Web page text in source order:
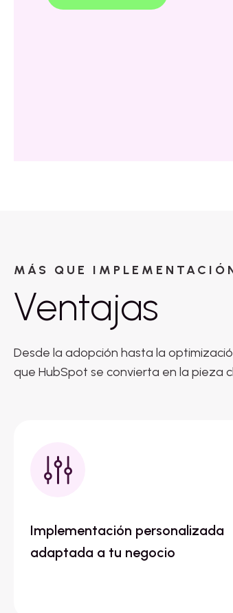
MÁS QUE
Ventajas
Desde la adopción hasta la
que HubSpot se convierta en la pieza
Implementación personalizada
adaptada a tu negocio